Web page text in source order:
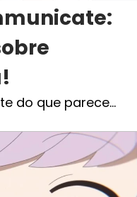
do que parece…